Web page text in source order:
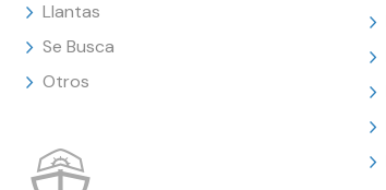
Llantas
Se Busca
Otros